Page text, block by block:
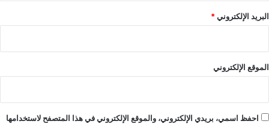
البريد الإلكتروني*
الموقع الإلكتروني
احفظ اسمي، بريدي الإلكتروني، والموقع الإلكتروني في هذا المتصفح لاستخدامها